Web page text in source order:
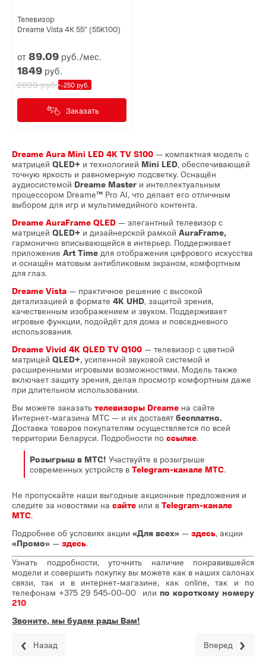
Телевизор
Dreame Vista 4K 55" (55K100)
от89.09 руб./мес.
1849 руб.
2099руб. -250 руб.
Заказать
Dreame Aura Mini LED 4K TV S100 — компактная модель с
матрицей QLED+ и технологией Mini LED, обеспечивающей
точную яркость и равномерную подсветку. Оснащён
аудиосистемой Dreame Master и интеллектуальным
процессором Dreame™ Pro AI, что делает его отличным
выбором для игр и мультимедийного контента.
Dreame AuraFrame QLED — элегантный телевизор с
матрицей QLED+ и дизайнерской рамкой AuraFrame,
гармонично вписывающейся в интерьер. Поддерживает
приложение Art Time для отображения цифрового искусства
и оснащён матовым антибликовым экраном, комфортным
для глаз.
Dreame Vista — практичное решение с высокой
детализацией в формате 4K UHD, защитой зрения,
качественным изображением и звуком. Поддерживает
игровые функции, подойдёт для дома и повседневного
использования.
Dreame Vivid 4K QLED TV Q100 — телевизор с цветной
матрицей QLED+, усиленной звуковой системой и
расширенными игровыми возможностями. Модель также
включает защиту зрения, делая просмотр комфортным даже
при длительном использовании.
Вы можете заказать телевизоры Dreame на сайте
Интернет-магазина МТС — и их доставят бесплатно.
Доставка товаров покупателям осуществляется по всей
территории Беларуси. Подробности по ссылке.
Розыгрыш в МТС! Участвуйте в розыгрыше
современных устройств в Telegram-канале МТС.
Не пропускайте наши выгодные акционные предложения и
следите за новостями на сайте или в Telegram-канале
МТС.
Подробнее об условиях акции «Для всех» — здесь, акции
«Промо» — здесь.
Узнать подробности, уточнить наличие понравившейся
модели и совершить покупку вы можете как в наших салонах
связи, так и в интернет-магазине, как online, так и по
телефонам +375 29 545-00-00 или по короткому номеру
210
Звоните, мы будем рады Вам!
Назад Вперед